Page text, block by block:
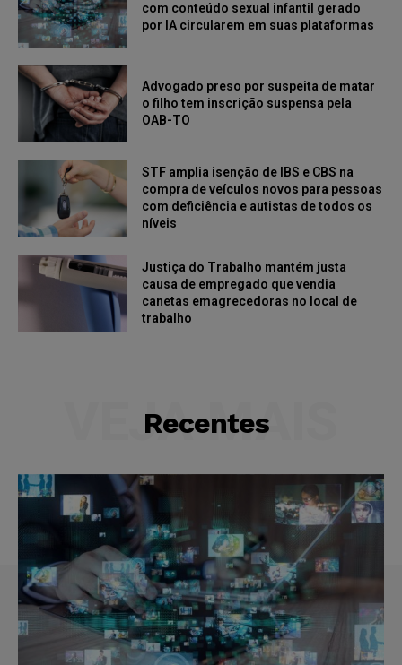
com conteúdo sexual infantil gerado
por IA circularem em suas plataformas
Advogado preso por suspeita de matar
o filho tem inscrição suspensa pela
OAB-TO
STF amplia isenção de IBS e CBS na
compra de veículos novos para pessoas
com deficiência e autistas de todos os
níveis
Justiça do Trabalho mantém justa
causa de empregado que vendia
canetas emagrecedoras no local de
trabalho
Recentes
VEJA MAIS